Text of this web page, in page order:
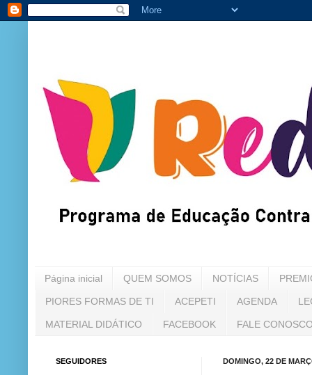
Página inicial QUEM SOMOS NOTÍCIAS
PIORES FORMAS DE TI ACEPETI AGENDA
MATERIAL DIDÁTICO FACEBOOK FALE
DOMINGO, 22 DE
SEGUIDORES